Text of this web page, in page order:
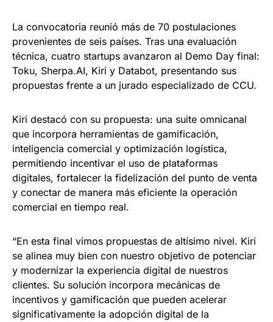
La convocatoria reunió más de 70 postulaciones
provenientes de seis países. Tras una evaluación
técnica, cuatro startups avanzaron al Demo Day final:
Toku, Sherpa.AI, Kiri y Databot, presentando sus
propuestas frente a un jurado especializado de CCU.
Kiri destacó con su propuesta: una suite omnicanal
que incorpora herramientas de gamificación,
inteligencia comercial y optimización logística,
permitiendo incentivar el uso de plataformas
digitales, fortalecer la fidelización del punto de venta
y conectar de manera más eficiente la operación
comercial en tiempo real.
“En esta final vimos propuestas de altísimo nivel. Kiri
se alinea muy bien con nuestro objetivo de potenciar
y modernizar la experiencia digital de nuestros
clientes. Su solución incorpora mecánicas de
incentivos y gamificación que pueden acelerar
significativamente la adopción digital de la